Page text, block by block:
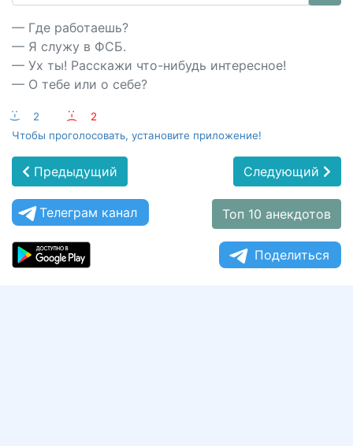
— Где работаешь?
— Я служу в ФСБ.
— Ух ты! Расскажи что-нибудь интересное!
— О тебе или о себе?
:-) 2 :-(
2
Чтобы проголосовать, установите приложение!
Предыдущий Следующий
Телеграм канал Топ 10 анекдотов
Поделиться